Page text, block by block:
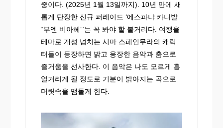
중이다. (2025년 1월 13일까지). 10년 만에 새
롭게 단장한 신규 퍼레이드 ‘에스파냐 카니발
“부엔 비아헤”’는 꼭 봐야 할 볼거리다. 여행을
테마로 개성 넘치는 시마 스페인무라의 캐릭
터들이 등장하면 밝고 웅장한 음악과 춤으로
즐거움을 선사한다. 이 음악은 나도 모르게 흥
얼거리게 될 정도로 기분이 밝아지는 곡으로
머릿속을 맴돌게 한다.